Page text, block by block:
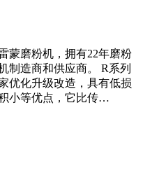
蒙磨粉机，拥有22年磨粉
制造商和供应商。 R系列
优化升级改造，具有低损
小等优点，它比传…